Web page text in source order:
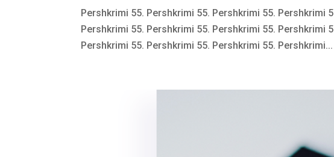
Pershkrimi 55. Pershkrimi 55. Pershkrimi 55. Pershkrimi
Pershkrimi 55. Pershkrimi 55. Pershkrimi 55. Pershkrimi
Pershkrimi 55. Pershkrimi 55. Pershkrimi 55. Pershkrimi...